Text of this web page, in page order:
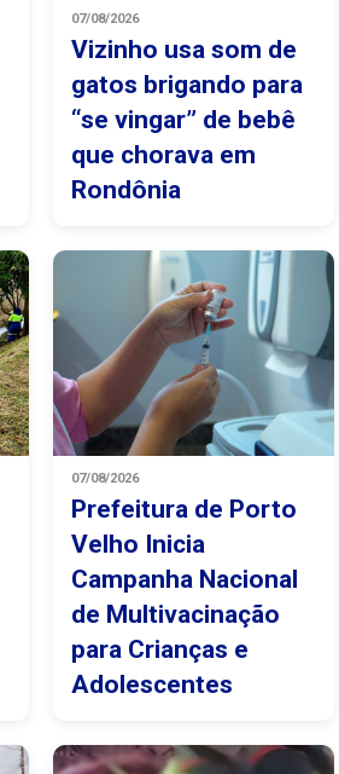
07/08/2026
Vizinho usa som de
gatos brigando para
“se vingar” de bebê
que chorava em
Rondônia
07/08/2026
Prefeitura de Porto
Velho Inicia
Campanha Nacional
de Multivacinação
para Crianças e
Adolescentes